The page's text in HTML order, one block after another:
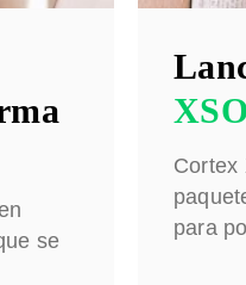
se
Cortex
para